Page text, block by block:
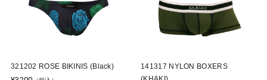
321202 ROSE BIKINIS (Black)
141317 NYLON BOXERS